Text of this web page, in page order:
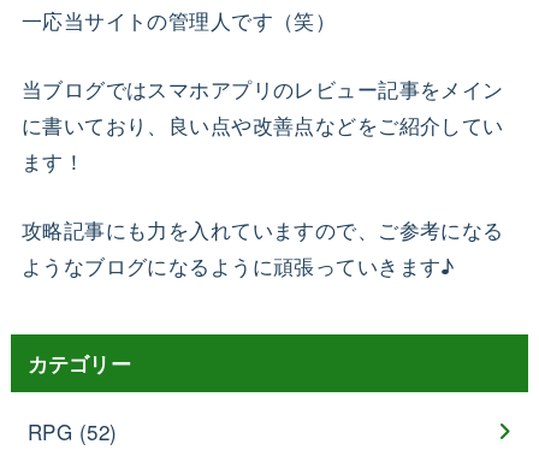
一応当サイトの管理人です（笑）
当ブログではスマホアプリのレビュー記事をメイン
に書いており、良い点や改善点などをご紹介してい
ます！
攻略記事にも力を入れていますので、ご参考になる
ようなブログになるように頑張っていきます♪
カテゴリー
RPG (52)